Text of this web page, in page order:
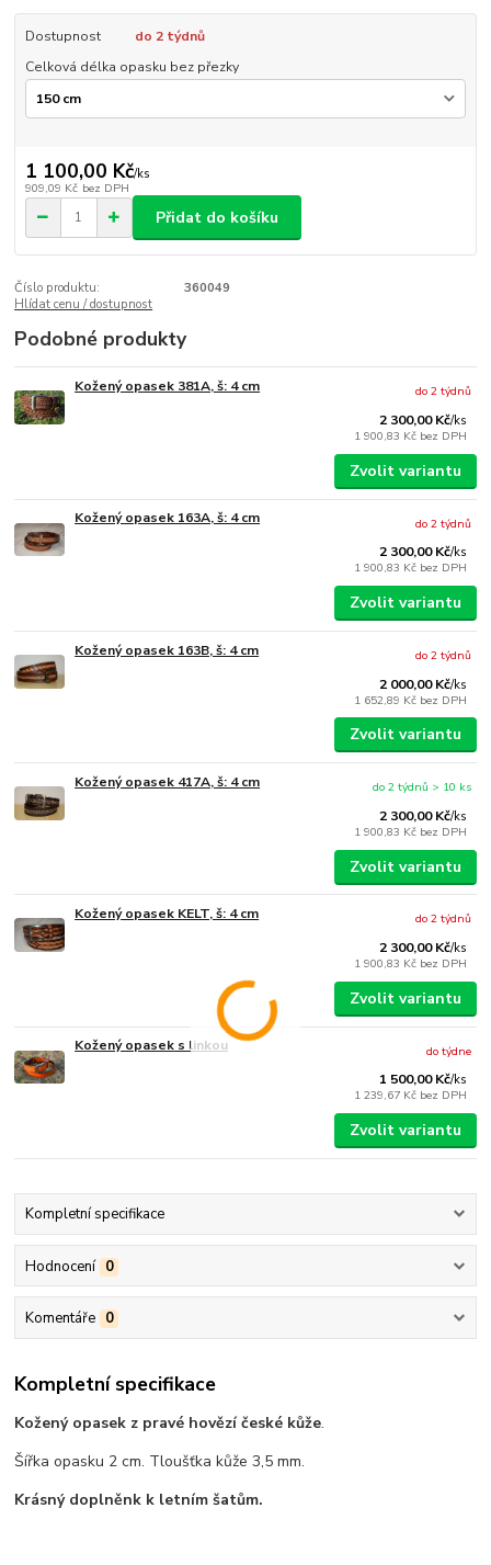
Dostupnost
do 2 týdnů
Celková délka opasku bez přezky
1 100,00 Kč/ks
909,09 Kč bez DPH
Přidat do košíku
Číslo produktu:
360049
Hlídat cenu / dostupnost
Podobné produkty
Kožený opasek 381A, š: 4 cm
2 300,00 Kč/ks
1 900,83 Kč bez DPH
do 2 týdnů
Zvolit variantu
Kožený opasek 163A, š: 4 cm
2 300,00 Kč/ks
1 900,83 Kč bez DPH
do 2 týdnů
Zvolit variantu
Kožený opasek 163B, š: 4 cm
2 000,00 Kč/ks
1 652,89 Kč bez DPH
do 2 týdnů
Zvolit variantu
Kožený opasek 417A, š: 4 cm
2 300,00 Kč/ks
1 900,83 Kč bez DPH
do 2 týdnů > 10 ks
Zvolit variantu
Kožený opasek KELT, š: 4 cm
2 300,00 Kč/ks
1 900,83 Kč bez DPH
do 2 týdnů
Zvolit variantu
Kožený opasek s linkou
1 500,00 Kč/ks
1 239,67 Kč bez DPH
do týdne
Zvolit variantu
Kompletní specifikace
Hodnocení 0
Komentáře 0
Kompletní specifikace
Kožený opasek z pravé hovězí české kůže.
Šířka opasku 2 cm. Tloušťka kůže 3,5 mm.
Krásný doplněnk k letním šatům.